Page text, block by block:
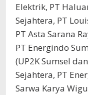
Elektrik, PT
Sejahtera, PT
PT Asta Sarana
PT Energindo
(UP2K Sumsel
Sejahtera, PT
Sarwa Karya